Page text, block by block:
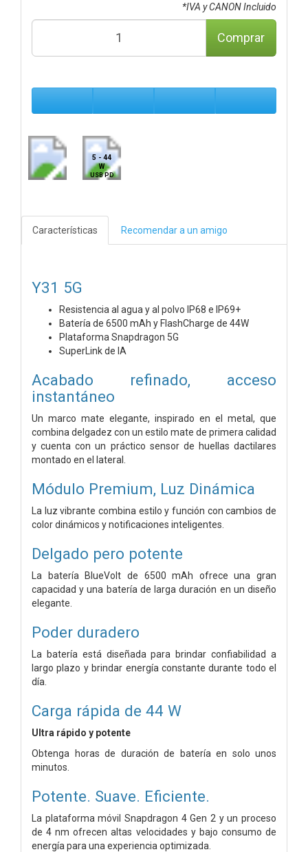
*IVA y CANON Incluido
Comprar
5 - 44
W
USB PD
Características Recomendar a un amigo
Y31 5G
Resistencia al agua y al polvo IP68 e IP69+
Batería de 6500 mAh y FlashCharge de 44W
Plataforma Snapdragon 5G
SuperLink de IA
Acabado refinado, acceso
instantáneo
Un marco mate elegante, inspirado en el metal, que
combina delgadez con un estilo mate de primera calidad
y cuenta con un práctico sensor de huellas dactilares
montado en el lateral.
Módulo Premium, Luz Dinámica
La luz vibrante combina estilo y función con cambios de
color dinámicos y notificaciones inteligentes.
Delgado pero potente
La batería BlueVolt de 6500 mAh ofrece una gran
capacidad y una batería de larga duración en un diseño
elegante.
Poder duradero
La batería está diseñada para brindar confiabilidad a
largo plazo y brindar energía constante durante todo el
día.
Carga rápida de 44 W
Ultra rápido y potente
Obtenga horas de duración de batería en solo unos
minutos.
Potente. Suave. Eficiente.
La plataforma móvil Snapdragon 4 Gen 2 y un proceso
de 4 nm ofrecen altas velocidades y bajo consumo de
energía para una experiencia optimizada.